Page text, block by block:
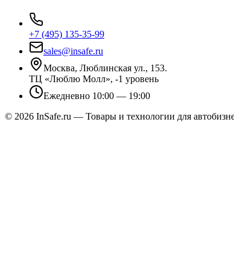
+7 (495) 135-35-99
sales@insafe.ru
Москва, Люблинская ул., 153.
ТЦ «Люблю Молл», -1 уровень
Ежедневно 10:00 — 19:00
© 2026 InSafe.ru — Товары и технологии для